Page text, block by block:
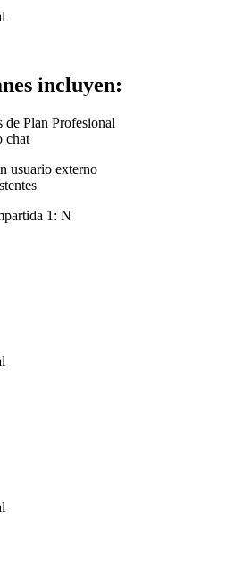
incluyen:
de Plan Profesional
chat
usuario externo
1: N